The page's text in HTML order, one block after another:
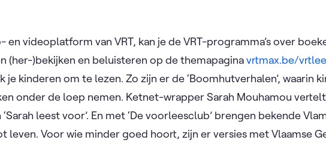
en videoplatform van VRT, kan je de VRT-programma’s over
(her-)bekijken en beluisteren op de themapaginavrtmax.be/
je kinderen om te lezen. Zo zijn er de ‘Boomhutverhalen’, waarin
onder de loep nemen. Ketnet-wrapper Sarah Mouhamou
leest voor’. En met ‘De voorleesclub’ brengen bekende
leven. Voor wie minder goed hoort, zijn er versies met Vlaamse